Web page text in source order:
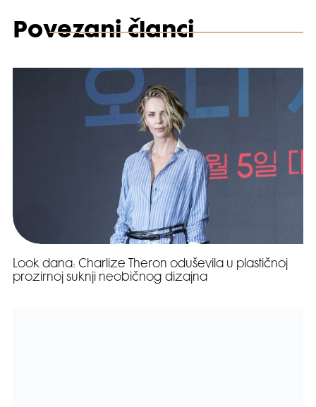
Povezani članci
Look dana: Charlize Theron oduševila u plastičnoj
prozirnoj suknji neobičnog dizajna